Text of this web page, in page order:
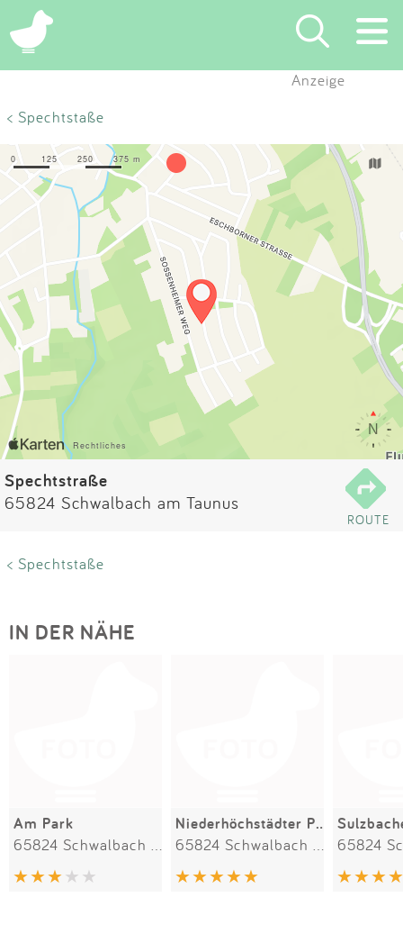
×
Eintragen
App
Blog
Partner
Kontakt
Impressum
Anzeige
< Spechtstaße
Spechtstraße
65824 Schwalbach am Taunus
ROUTE
< Spechtstaße
IN DER NÄHE
Am Park Niederhöchstädter Pfad